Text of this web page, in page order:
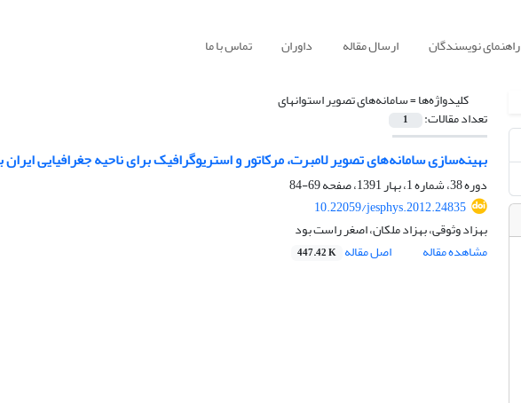
راهنمای نویسندگان ارسال مقاله داوران تماس با ما
کلیدواژه‌ها =سامانه‌‎های تصویر استوانه‎ای
تعداد مقالات: 1
بهینه‌سازی سامانه‌های تصویر لامبرت، مرکاتور و استریوگرافیک برای ناحیه جغرافیایی
دوره 38، شماره 1، بهار 1391، صفحه
69-84
10.22059/jesphys.2012.24835
بهزاد وثوقی، بهزاد ملکان، اصغر راست بود
مشاهده مقاله
اصل مقاله 447.42 K